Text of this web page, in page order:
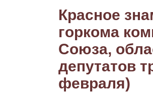
Красное
горкома
Союза,
депутатов
февраля)